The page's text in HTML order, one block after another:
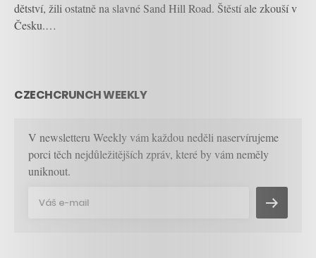
dětství, žili ostatně na slavné Sand Hill Road. Štěstí ale zkouší v
Česku.…
CZECHCRUNCH WEEKLY
V newsletteru Weekly vám každou neděli naservírujeme
porci těch nejdůležitějších zpráv, které by vám neměly
uniknout.